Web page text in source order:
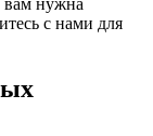
с нами для